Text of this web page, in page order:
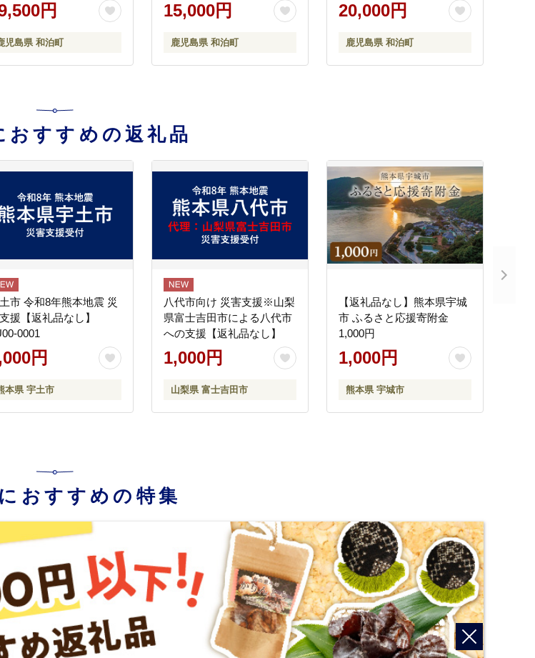
円
児島県 和泊町
15,000円
鹿児島県 和泊町
20,000円
鹿児島県 和泊町
おすすめの返礼品
市 令和8年熊本地震 災
援【返礼品なし】
0001
円
本県 宇土市
八代市向け 災害支援※山梨
県富士吉田市による八代市
への支援【返礼品なし】
1,000円
山梨県 富士吉田市
【返礼品なし】熊本県宇城
市 ふるさと応援寄附金
1,000円
1,000円
熊本県 宇城市
おすすめの特集